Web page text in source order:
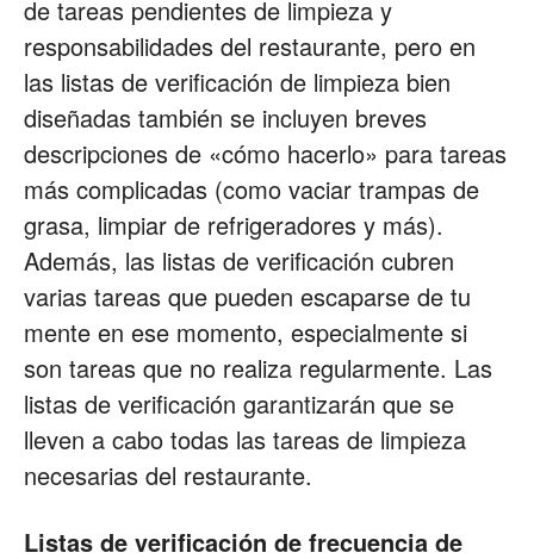
de tareas pendientes de limpieza y
responsabilidades del restaurante, pero en
las listas de verificación de limpieza bien
diseñadas también se incluyen breves
descripciones de «cómo hacerlo» para tareas
más complicadas (como vaciar trampas de
grasa, limpiar de refrigeradores y más).
Además, las listas de verificación cubren
varias tareas que pueden escaparse de tu
mente en ese momento, especialmente si
son tareas que no realiza regularmente. Las
listas de verificación garantizarán que se
lleven a cabo todas las tareas de limpieza
necesarias del restaurante.
Listas de verificación de frecuencia de